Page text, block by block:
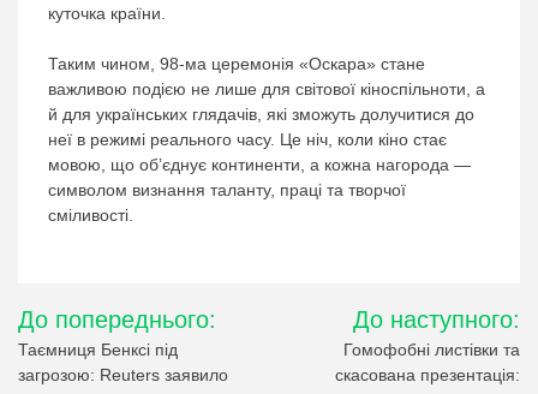
куточка країни.
Таким чином, 98-ма церемонія «Оскара» стане
важливою подією не лише для світової кіноспільноти, а
й для українських глядачів, які зможуть долучитися до
неї в режимі реального часу. Це ніч, коли кіно стає
мовою, що об’єднує континенти, а кожна нагорода —
символом визнання таланту, праці та творчої
сміливості.
Навігація
записів
До попереднього:
Таємниця Бенксі під
загрозою: Reuters заявило
До наступного:
Гомофобні листівки та
скасована презентація: